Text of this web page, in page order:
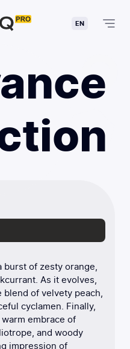
EN
burst of zesty orange,
As it evolves,
blend of velvety peach,
cyclamen. Finally,
embrace of
and woody
impression of